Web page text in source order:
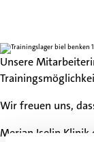
Unsere
Wir freuen uns,
Merian Iselin Klinik